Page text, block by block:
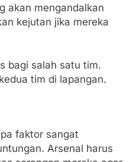
akan mengandalkan
kejutan jika mereka
bagi salah satu tim.
tim di lapangan.
faktor sangat
Arsenal harus